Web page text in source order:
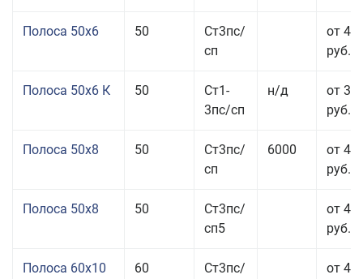
Полоса 50x6 50
Ст3пс/
сп
от 43
руб.
Полоса 50x6 К 50
Ст1-
3пс/сп
н/д
от 35
руб.
Полоса 50x8 50
Ст3пс/
сп
6000
от 43
руб.
Полоса 50x8 50
Ст3пс/
сп5
от 43
руб.
Полоса 60x10 60
Ст3пс/
от 42